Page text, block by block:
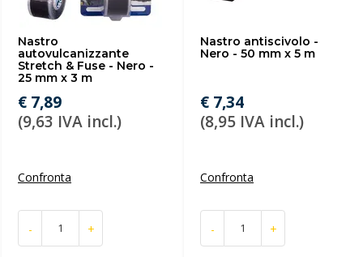
Nastro
autovulcanizzante
Stretch & Fuse - Nero -
25 mm x 3 m
€ 7,89
(9,63 IVA incl.)
Confronta
- +
Nastro antiscivolo -
Nero - 50 mm x 5 m
€ 7,34
(8,95 IVA incl.)
Confronta
- +